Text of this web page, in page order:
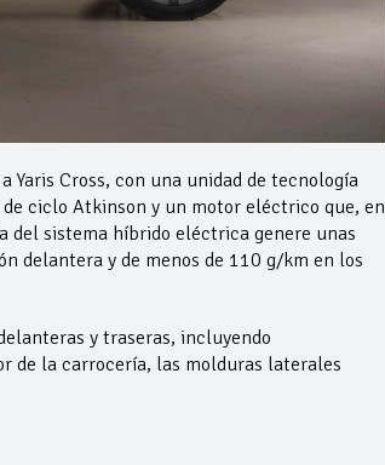
Cross, con una unidad de tecnología
ciclo Atkinson y un motor eléctrico que, en
del sistema híbrido eléctrica genere unas
delantera y de menos de 110 g/km en los
y traseras, incluyendo
de la carrocería, las molduras laterales